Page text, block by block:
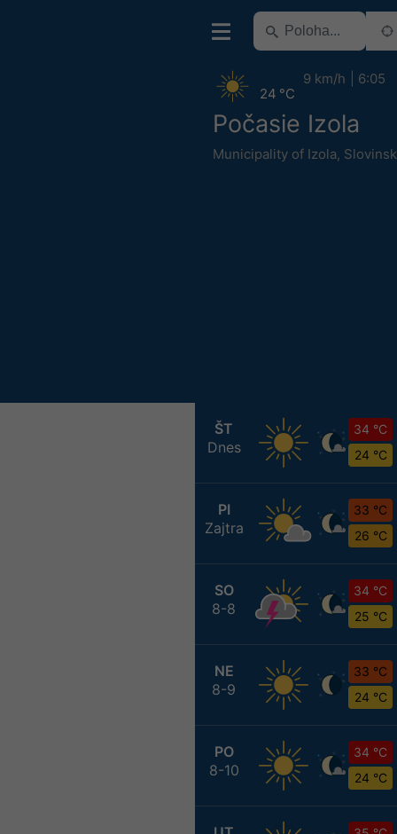
Počasie Izola
Municipality of Izola,
24 °C
9 km/h 6:05
ŠT
Dnes
34 °C
24 °C
PI
Zajtra
33 °C
26 °C
SO
8-8
34 °C
25 °C
NE
8-9
33 °C
24 °C
PO
8-10
34 °C
24 °C